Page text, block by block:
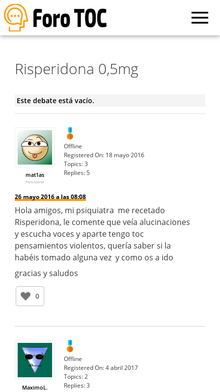
Risperidona 0,5mg
Este debate está vacío.
mat1as
Participante
Offline
Registered On: 18 mayo 2016
Topics:3
Replies:5
26 mayo 2016 a las 08:08
Hola amigos, mi psiquiatra me recetado
Risperidona, le comente que veía alucinaciones
y escucha voces y aparte tengo toc
pensamientos violentos, quería saber si la
habéis tomado alguna vez y como os a ido
gracias y saludos
0
MaximoL.
Offline
Registered On:4 abril 2017
Topics:2
Replies:3